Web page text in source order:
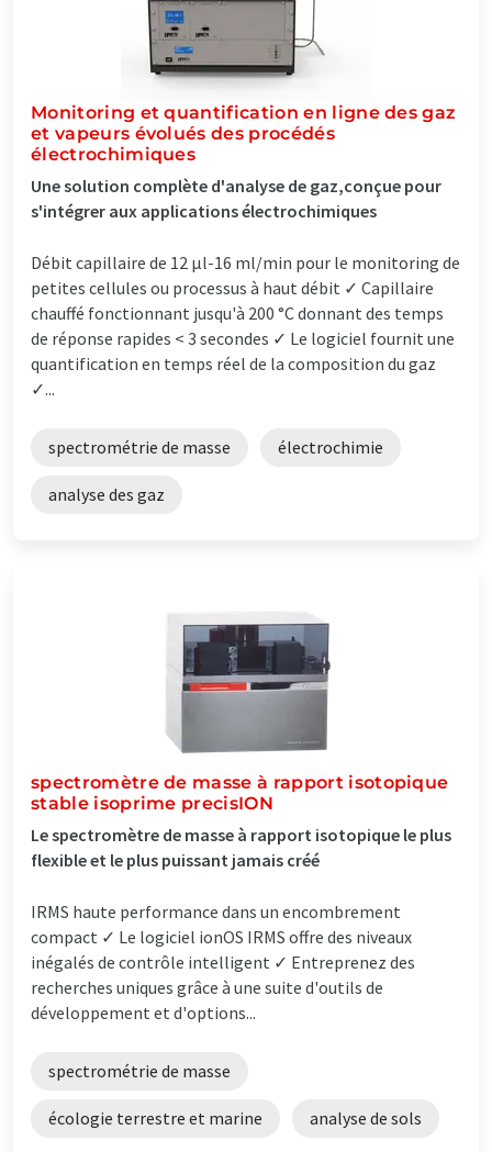
Monitoring et quantification en ligne des gaz
et vapeurs évolués des procédés
électrochimiques
Une solution complète d'analyse de gaz,conçue pour
s'intégrer aux applications électrochimiques
Débit capillaire de 12 µl-16 ml/min pour le monitoring de
petites cellules ou processus à haut débit ✓ Capillaire
chauffé fonctionnant jusqu'à 200 °C donnant des temps
de réponse rapides < 3 secondes ✓ Le logiciel fournit une
quantification en temps réel de la composition du gaz
✓...
spectrométrie de masse électrochimie
analyse des gaz
spectromètre de masse à rapport isotopique
stable isoprime precisION
Le spectromètre de masse à rapport isotopique le plus
flexible et le plus puissant jamais créé
IRMS haute performance dans un encombrement
compact ✓ Le logiciel ionOS IRMS offre des niveaux
inégalés de contrôle intelligent ✓ Entreprenez des
recherches uniques grâce à une suite d'outils de
développement et d'options...
spectrométrie de masse
écologie terrestre et marine analyse de sols